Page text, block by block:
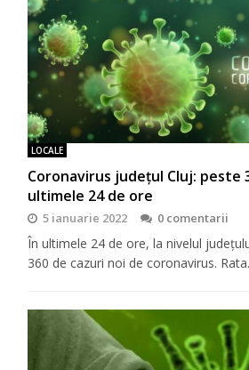
LOCALE
Coronavirus județul Cluj: peste
ultimele 24 de ore
5 ianuarie 2022 0 comentarii
În ultimele 24 de ore, la nivelul
360 de cazuri noi de coronavirus.